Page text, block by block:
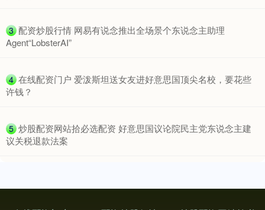
3 ​配资炒股行情 网易有说念推出全场景个东说念主助理
Agent“LobsterAI”
4 ​在线配资门户 爱泼斯坦送女友进好意思国顶尖名校，要花些
许钱？
5 ​炒股配资网站拾必选配资 好意思国议论院民主党东说念主建
议关税退款法案